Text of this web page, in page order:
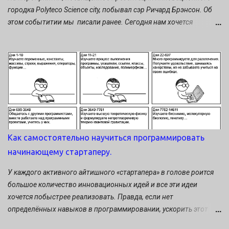
звоном в правом ухе. Я побывал у мно...
городка Polyteco Science city, побывал сэр Ричард Брэнсон. Об
этом событитии мы писали ранее. Сегодня нам хочется
бренда Virgin: Если вы предприниматель и не делали ошибок,
значит вы не предприниматель. Не беритесь за дело, если оно
вам не нравится.
Как самостоятельно научиться программировать
начинающему стартаперу.
У каждого активного айтишного «стартапера» в голове роится
большое количество инновационных идей и все эти идеи
хочется побыстрее реализовать. Правда, если нет
определённых навыков в программировании, ускорить этот